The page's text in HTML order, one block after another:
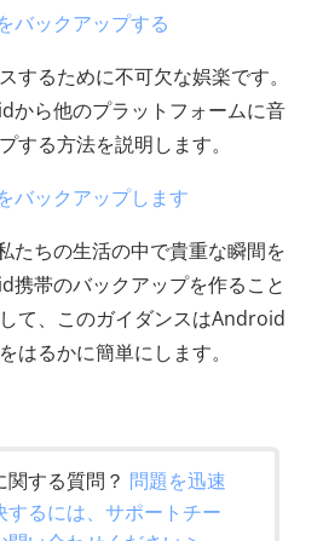
バックアップする
するために不可欠な娯楽です。
から他のプラットフォームに音
する方法を説明します。
バックアップします
たちの生活の中で貴重な瞬間を
帯のバックアップを作ること
て、このガイダンスはAndroid
はるかに簡単にします。
関する質問？ 問題を迅速
するには、サポートチー